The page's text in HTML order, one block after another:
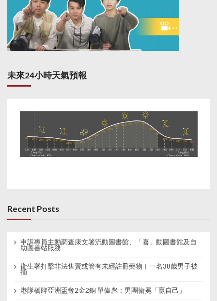
未來24小時天氣預報
Recent Posts
申訴專員主動調查康文署流動圖書館、「喜」動圖書館及自
助圖書站服務
衞生署打擊非法售賣或管有未經註冊藥物︱一名38歲男子被
捕
港隊橋牌亞洲盃奪2金2銅 單偉彪：男團衛冕「贏自己」